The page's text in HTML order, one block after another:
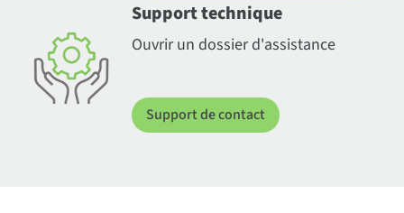
Support technique
Ouvrir un dossier d'assistance
Support de contact